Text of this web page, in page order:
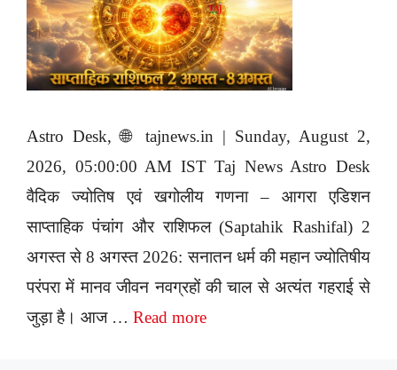
Astro Desk, 🌐 tajnews.in | Sunday, August 2,
2026, 05:00:00 AM IST Taj News Astro Desk
वैदिक ज्योतिष एवं खगोलीय गणना – आगरा एडिशन
साप्ताहिक पंचांग और राशिफल (Saptahik Rashifal) 2
अगस्त से 8 अगस्त 2026: सनातन धर्म की महान ज्योतिषीय
परंपरा में मानव जीवन नवग्रहों की चाल से अत्यंत गहराई से
जुड़ा है। आज … Read more